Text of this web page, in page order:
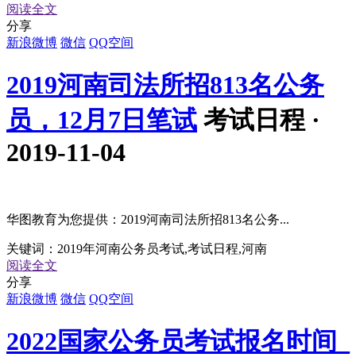
阅读全文
分享
新浪微博 微信 QQ空间
2019河南司法所招813名公务
员，12月7日笔试 考试日程 ·
2019-11-04
华图教育为您提供：2019河南司法所招813名公务...
关键词： 2019年河南公务员考试,考试日程,河南
阅读全文
分享
新浪微博 微信 QQ空间
2022国家公务员考试报名时间_